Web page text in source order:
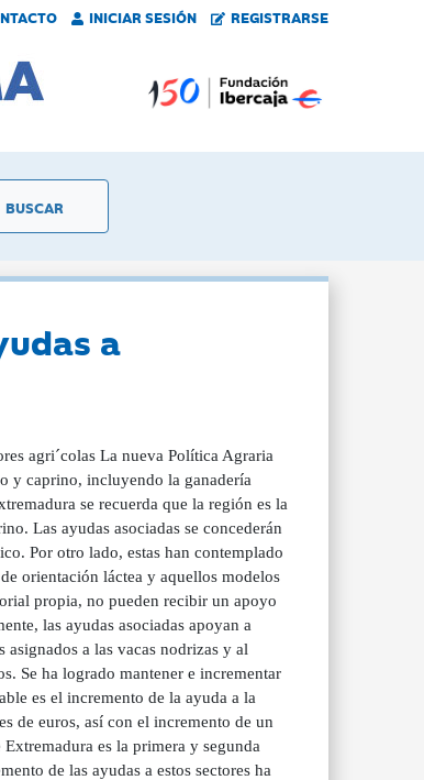
INICIAR SESIÓN REGISTRARSE
a
agri´colas La nueva Política Agraria
y caprino, incluyendo la ganadería
se recuerda que la región es la
Las ayudas asociadas se concederán
Por otro lado, estas han contemplado
orientación láctea y aquellos modelos
propia, no pueden recibir un apoyo
las ayudas asociadas apoyan a
a las vacas nodrizas y al
Se ha logrado mantener e incrementar
es el incremento de la ayuda a la
de euros, así con el incremento de un
es la primera y segunda
de las ayudas a estos sectores ha